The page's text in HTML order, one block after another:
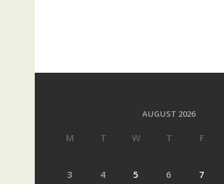
AUGUST 2026
M T W T F
3
4 5 6 7